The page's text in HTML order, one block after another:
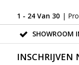
1 - 24 Van 30 |
SHOWROOM
INSCHRIJVEN